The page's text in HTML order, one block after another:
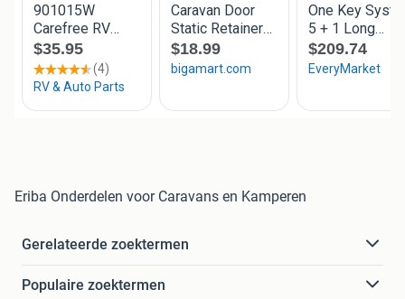
Eriba Onderdelen voor Caravans en Kamperen
Gerelateerde zoektermen
Populaire zoektermen